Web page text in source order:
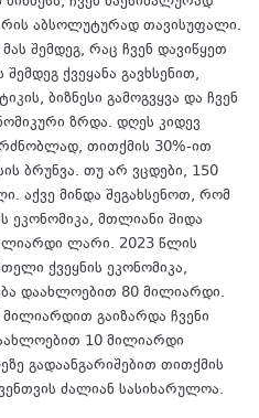
აბსოლუტურად თავისუფალი.
შემდეგ, რაც ჩვენ დავიწყეთ
ქვეყანა გავხსენით,
ბიზნესი გამოგვყვა და ჩვენ
ზრდა. დღეს კიდევ
თითქმის 30%-ით
ბრუნვა. თუ არ ვცდები, 150
აქვე მინდა შეგახსენოთ, რომ
ეკონომიკა, მთლიანი შიდა
ლარი. 2023 წლის
ქვეყნის ეკონომიკა,
დაახლოებით 80 მილიარდი.
გაიზარდა ჩვენი
10 მილიარდი
გადაანგარიშებით თითქმის
ძალიან სასიხარულოა.